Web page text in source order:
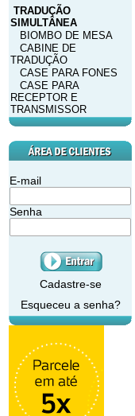
TRADUÇÃO
SIMULTÂNEA
BIOMBO DE MESA
CABINE DE
TRADUÇÃO
CASE PARA FONES
CASE PARA
RECEPTOR E
TRANSMISSOR
E-mail
Senha
Cadastre-se
Esqueceu a senha?